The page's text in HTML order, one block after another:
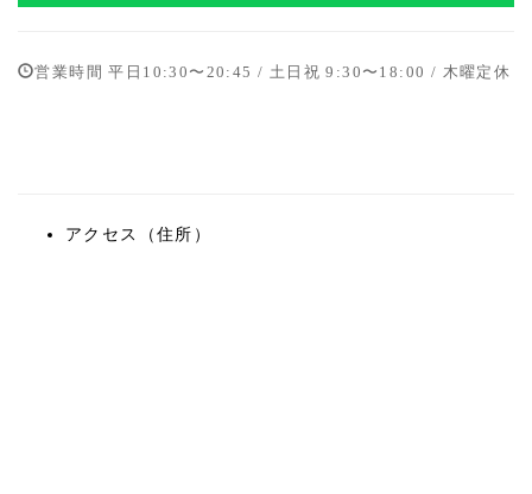
営業時間 平日10:30〜20:45 / 土日祝 9:30〜18:00 / 木曜定休
アクセス（住所）